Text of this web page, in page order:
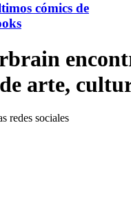
cómics de
arte,
redes sociales